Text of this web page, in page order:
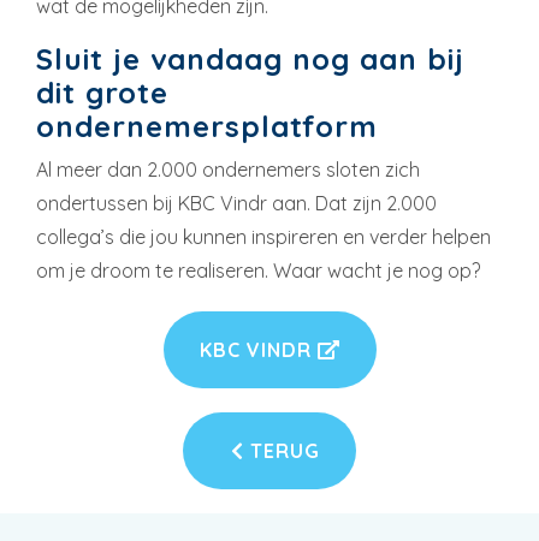
wat de mogelijkheden zijn.
Sluit je vandaag nog aan bij
dit grote
ondernemersplatform
Al meer dan 2.000 ondernemers sloten zich
ondertussen bij KBC Vindr aan. Dat zijn 2.000
collega’s die jou kunnen inspireren en verder helpen
om je droom te realiseren. Waar wacht je nog op?
KBC VINDR
TERUG